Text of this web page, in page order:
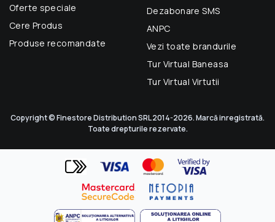
Oferte speciale
Cere Produs
Produse recomandate
Dezabonare SMS
ANPC
Vezi toate brandurile
Tur Virtual Baneasa
Tur Virtual Virtutii
Copyright © Finestore Distribution SRL 2014-2026. Marcă inregistrată.
Toate drepturile rezervate.